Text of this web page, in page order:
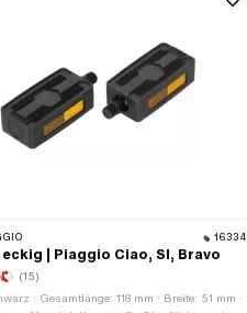
16334
| Piaggio Ciao, SI, Bravo
(15)
· Gesamtlänge: 118 mm · Breite: 51 mm ·